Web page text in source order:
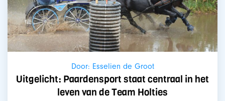
Door: Esselien de Groot
Uitgelicht: Paardensport staat centraal in het
leven van de Team Holties